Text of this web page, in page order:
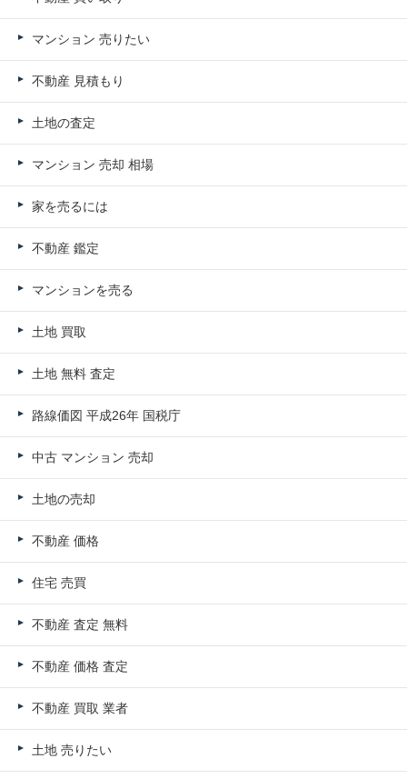
マンション 売りたい
不動産 見積もり
土地の査定
マンション 売却 相場
家を売るには
不動産 鑑定
マンションを売る
土地 買取
土地 無料 査定
路線価図 平成26年 国税庁
中古 マンション 売却
土地の売却
不動産 価格
住宅 売買
不動産 査定 無料
不動産 価格 査定
不動産 買取 業者
土地 売りたい